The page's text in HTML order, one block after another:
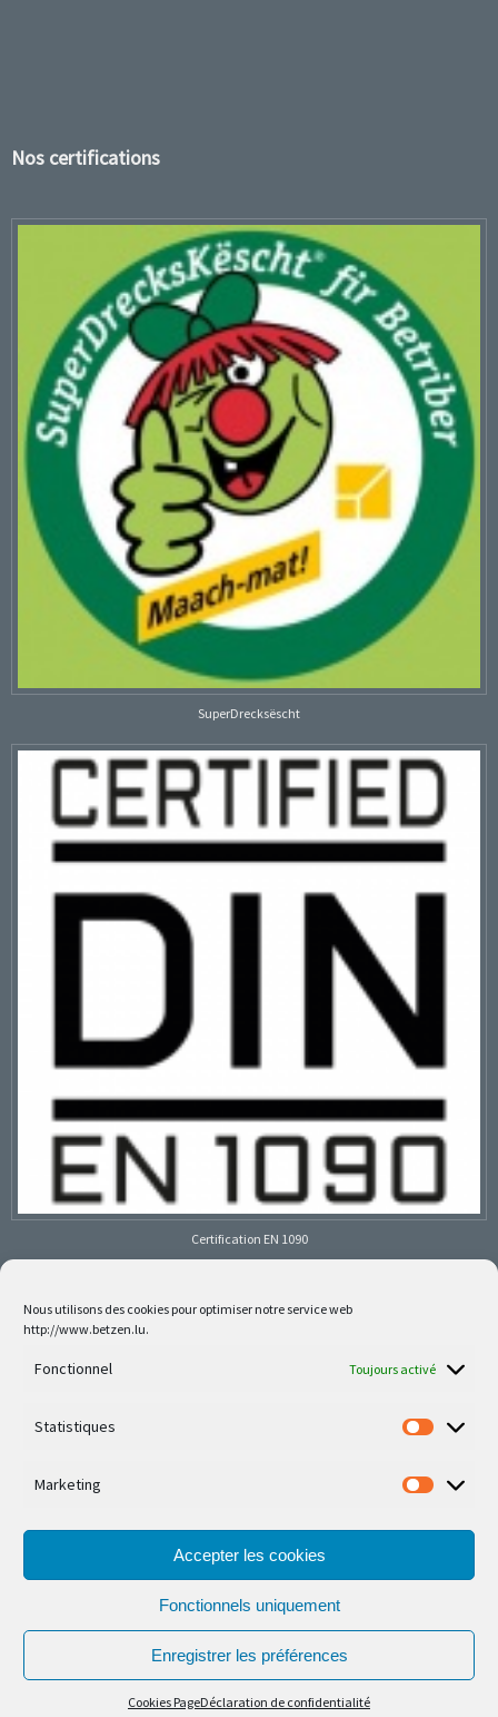
Nous utilisons des cookies pour optimiser notre service web
http://www.betzen.lu.
Fonctionnel Toujours activé
Statistiques
Marketing
Accepter les cookies
Fonctionnels uniquement
Enregistrer les préférences
Cookies PageDéclaration de confidentialité
Nos certifications
SuperDrecksëscht
Certification EN 1090
Follow us on social media
© Ferronnerie d'Art Nico Betzen 2026.